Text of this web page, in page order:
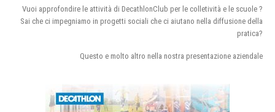
Vuoi approfondire le attività di DecathlonClub per le colletività e le scuole ?
Sai che ci impegniamo in progetti sociali che ci aiutano nella diffusione della
pratica?
Questo e molto altro nella nostra presentazione aziendale